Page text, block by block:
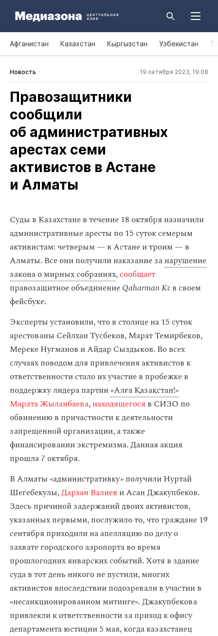
Афганистан Казахстан Кыргызстан Узбекистан
Новость 19 октября 2023, 19:08
Правозащитники
сообщили
об административных
арестах семи
активистов в Астане
и Алматы
Суды в Казахстане в течение 18 октября назначили
административные аресты по 15 суток семерым
активистам: четверым — в Астане и троим — в
Алматы. Все они получили наказание занарушение
закона о мирных собраниях,сообщает
правозащитное объединениеQaharman Kzв своем
фейсбуке.
Эксперты установили, что в столице на 15 суток
арестованы Сейлхан Тусбеков, Марат Темирбеков,
Мереке Нугманов и Айдар Сыздыков. Во всех
случаях поводом для привлечения активистов к
ответственности стало их участие в пробежке в
поддержку лидера партии«Алға Қазақстан!»
Марата Жыланбаева,находящегося в СИЗО по
обвинению в причастности к деятельности
запрещенной организации, а также
финансировании экстремизма. Данная акция
прошла 7 октября.
В Алматы «административку» получили Нуртай
Шегебекулы,Дархан Валиев и Асан Джакупбеков.
Здесь причиной задержаний двоих активистов,
указанных первыми, послужило то, что граждане 19
сентября приходили на апелляцию по делу о
захвате городского аэропорта во время
прошлогодних январских событий. Хотя в здание
суда в тот день никого не пустили, многих
активистов впоследствии подозревали в участии в
«несанкционированном митинге». Джакупбекова
привлекли к ответственности за приход к офису
департамента юстиции 5 мая, когда казахстанец